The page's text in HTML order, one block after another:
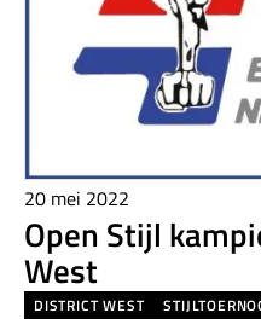
20 mei 2022
Open Stijl
West
DISTRICT WEST